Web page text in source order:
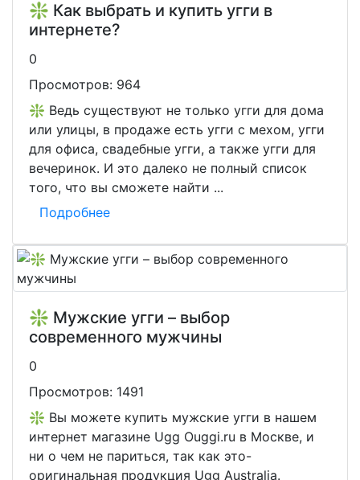
❇️ Как выбрать и купить угги в
интернете?
0
Просмотров: 964
❇️ Ведь существуют не только угги для дома
или улицы, в продаже есть угги с мехом, угги
для офиса, свадебные угги, а также угги для
вечеринок. И это далеко не полный список
того, что вы сможете найти ...
Подробнее
❇️ Мужские угги – выбор
современного мужчины
0
Просмотров: 1491
❇️ Вы можете купить мужские угги в нашем
интернет магазине Ugg Ouggi.ru в Москве, и
ни о чем не париться, так как это-
оригинальная продукция Ugg Australia.